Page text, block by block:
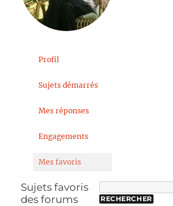
Profil
Sujets démarrés
Mes réponses
Engagements
Mes favoris
Sujets favoris
des forums